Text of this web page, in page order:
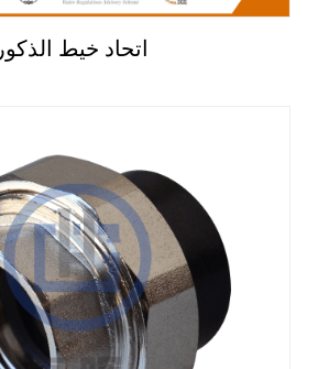
اتحاد خيط الذكور